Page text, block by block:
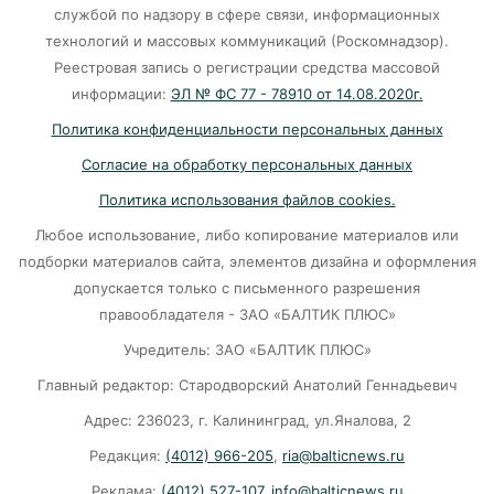
Калининград и Москва объединяются ради
07-08-2026
Убийцу участника СВО в Балтийске посадили
В Калининграде «КамАЗ» сбил скутериста
07-08-2026
Губернатор объяснил, откуда берутся пустые
колонки на заправках в Калининграде
06-08-2026
службой по надзору в сфере связи, информационных
технологий и массовых коммуникаций (Роскомнадзор).
Реестровая запись о регистрации средства массовой
информации: ЭЛ № ФС 77 - 78910 от 14.08.2020г.
Политика конфиденциальности персональных данных
Согласие на обработку персональных данных
Политика использования файлов cookies.
Любое использование, либо копирование материалов или
подборки материалов сайта, элементов дизайна и оформления
допускается только с письменного разрешения
правообладателя - ЗАО «БАЛТИК ПЛЮС»
Учредитель: ЗАО «БАЛТИК ПЛЮС»
Главный редактор: Стародворский Анатолий Геннадьевич
Адрес: 236023, г. Калининград, ул.Яналова, 2
Редакция: (4012) 966-205, ria@balticnews.ru